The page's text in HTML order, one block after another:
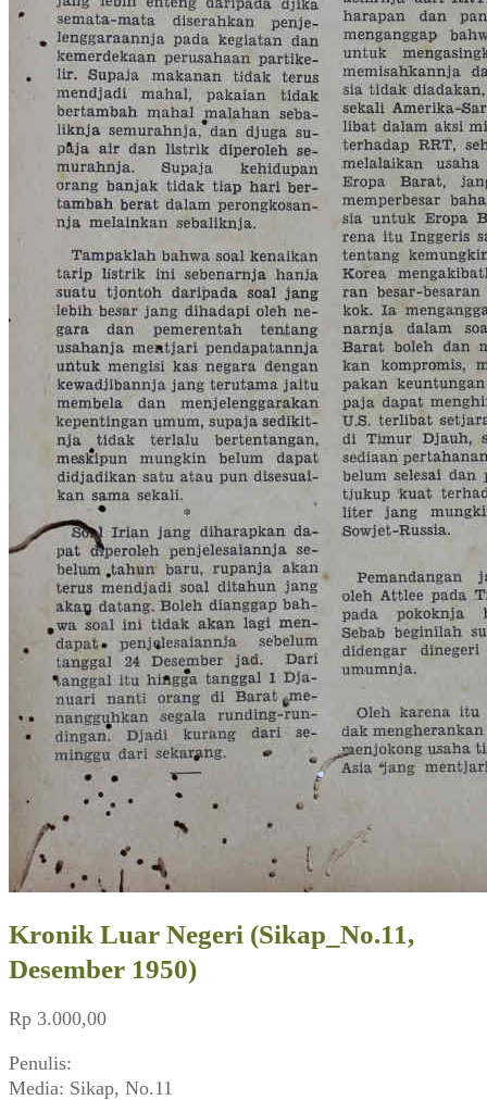
Kronik Luar Negeri (Sikap_No.11,
Desember 1950)
Rp 3.000,00
Penulis:
Media: Sikap, No.11